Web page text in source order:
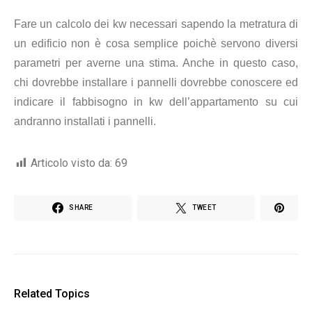
Fare un calcolo dei kw necessari sapendo la metratura di
un edificio non è cosa semplice poichè servono diversi
parametri per averne una stima. Anche in questo caso,
chi dovrebbe installare i pannelli dovrebbe conoscere ed
indicare il fabbisogno in kw dell’appartamento su cui
andranno installati i pannelli.
Articolo visto da: 69
SHARE TWEET
Related Topics